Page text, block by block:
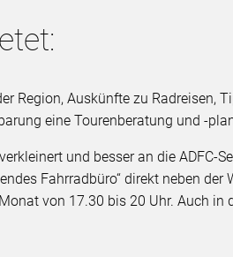
Region, Auskünfte zu Radreisen,
eine Tourenberatung und -
und besser an die ADFC-
Fahrradbüro“ direkt neben der
von 17.30 bis 20 Uhr. Auch in